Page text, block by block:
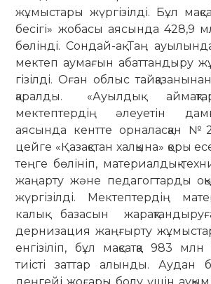
жұмыстары жүргізілді. Бұл
бесігі» жобасы аясында 428,9
бөлінді. Сон­дай-ақ Таң
мектеп аумағын абаттандыру
гізілді. Оған облыс
қаралды. «Ауыл­­дық
мектептердің әлеуетін
аясында кент­те орналасқан
цей­ге «Қазақстан халқына» қоры
теңге бөлініп, мате­риалдық-
жа­ңар­­ту және педагогтарды
жүр­гізілді. Мектептердің
калық базасын
дернизация жаң­ғырту
ен­гізіліп, бұл мақсатқа 983
тиісті заттар алынды. Аудан
деңгейі жоғары болу үшін